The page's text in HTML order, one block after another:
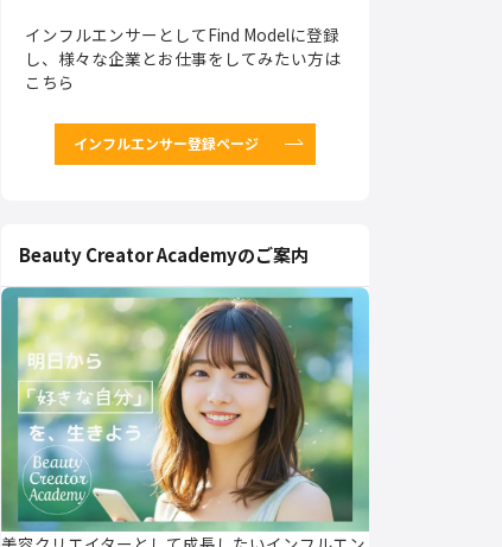
インフルエンサーとしてFind Modelに登録
し、様々な企業とお仕事をしてみたい方は
こちら
インフルエンサー登録ページ
Beauty Creator Academyのご案内